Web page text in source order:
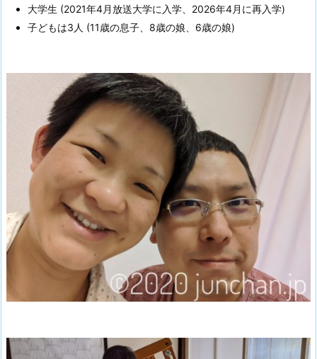
大学生 (2021年4月放送大学に入学、2026年4月に再入学)
子どもは3人 (11歳の息子、8歳の娘、6歳の娘)